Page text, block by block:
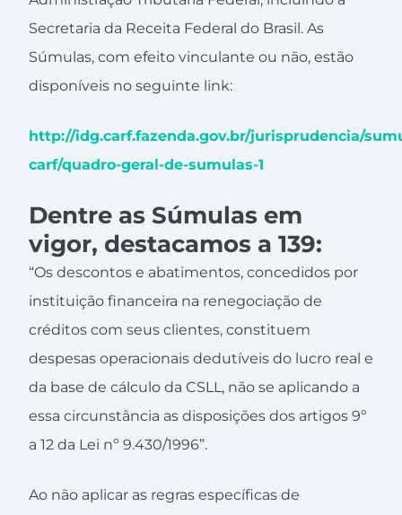
Secretaria da Receita Federal do Brasil. As
Súmulas, com efeito vinculante ou não, estão
disponíveis no seguinte link:
http://idg.carf.fazenda.gov.br/jurisprudencia/
carf/quadro-geral-de-sumulas-1
Dentre as Súmulas em
vigor, destacamos a 139:
“Os descontos e abatimentos, concedidos por
instituição financeira na renegociação de
créditos com seus clientes, constituem
despesas operacionais dedutíveis do lucro real e
da base de cálculo da CSLL, não se aplicando a
essa circunstância as disposições dos artigos 9º
a 12 da Lei nº 9.430/1996”.
Ao não aplicar as regras específicas de